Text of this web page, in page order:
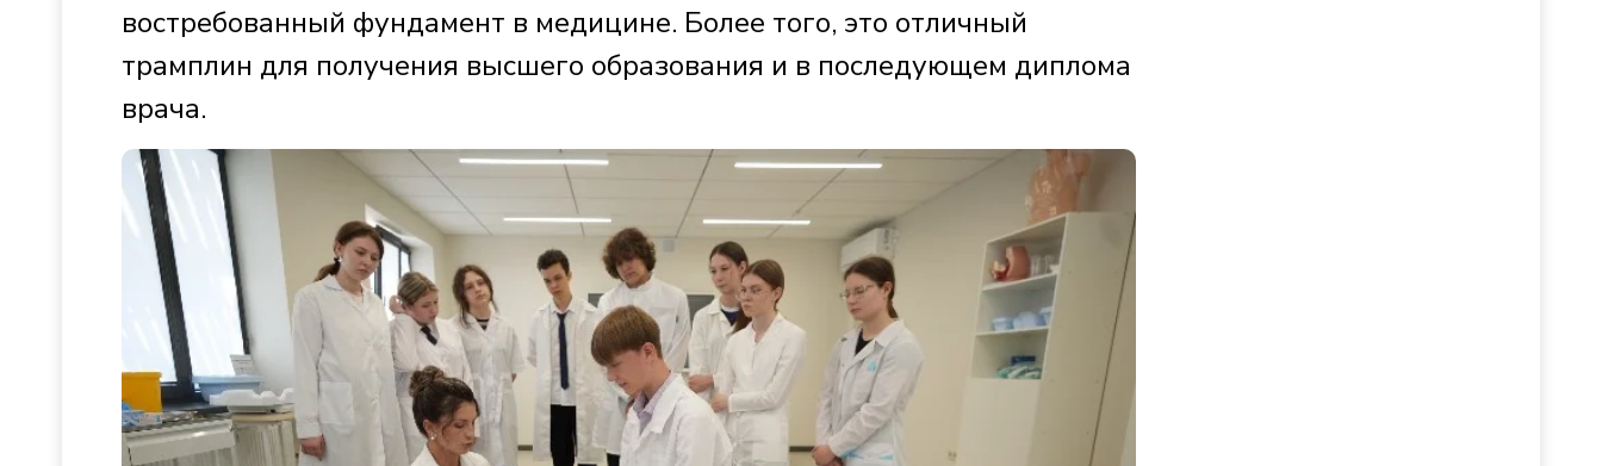
востребованный фундамент в медицине. Более того, это отличный
трамплин для получения высшего образования и в последующем диплома
врача.